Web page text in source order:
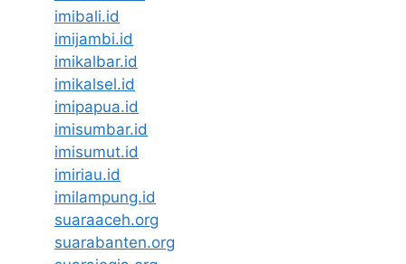
imibali.id
imijambi.id
imikalbar.id
imikalsel.id
imipapua.id
imisumbar.id
imisumut.id
imiriau.id
imilampung.id
suaraaceh.org
suarabanten.org